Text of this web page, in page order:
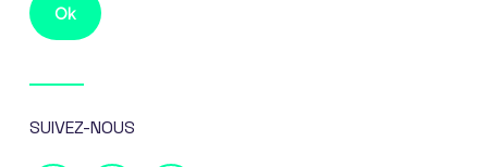
SUIVEZ-NOUS